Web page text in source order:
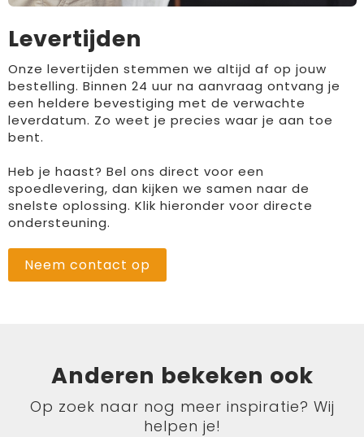
Levertijden
Onze levertijden stemmen we altijd af op jouw
bestelling. Binnen 24 uur na aanvraag ontvang je
een heldere bevestiging met de verwachte
leverdatum. Zo weet je precies waar je aan toe
bent.
Heb je haast? Bel ons direct voor een
spoedlevering, dan kijken we samen naar de
snelste oplossing. Klik hieronder voor directe
ondersteuning.
Neem contact op
Anderen bekeken ook
Op zoek naar nog meer inspiratie? Wij
helpen je!